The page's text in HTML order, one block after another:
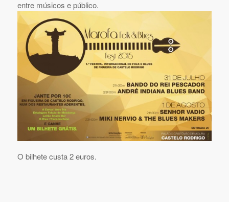
entre músicos e público.
O bilhete custa 2 euros.